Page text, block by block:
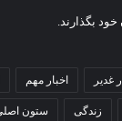
خود بگذارند.
غدیر اخبار مهم
زندگی ستون
مهدی